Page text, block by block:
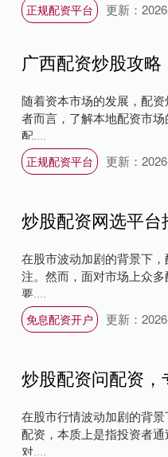
正规配资平台 更新：
广西配资炒股攻略
随着资本市场的发展，配
者而言，了解本地配资市
配....
正规配资平台 更新：
炒股配资网选平台
在股市波动加剧的背景下
注。然而，面对市场上众
要....
免息配资开户 更新：
炒股配资问配资，
在股市行情波动加剧的背
配资，本质上是指投资者
对....